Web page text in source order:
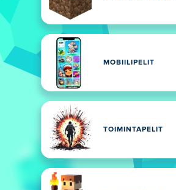
MOBIILIPELIT
TOIMINTAPELIT